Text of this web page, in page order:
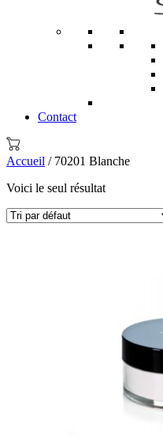
Contact
Accueil / 70201 Blanche
Voici le seul résultat